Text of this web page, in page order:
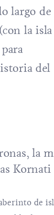
largo de
la isla
del
la
Kornati
de